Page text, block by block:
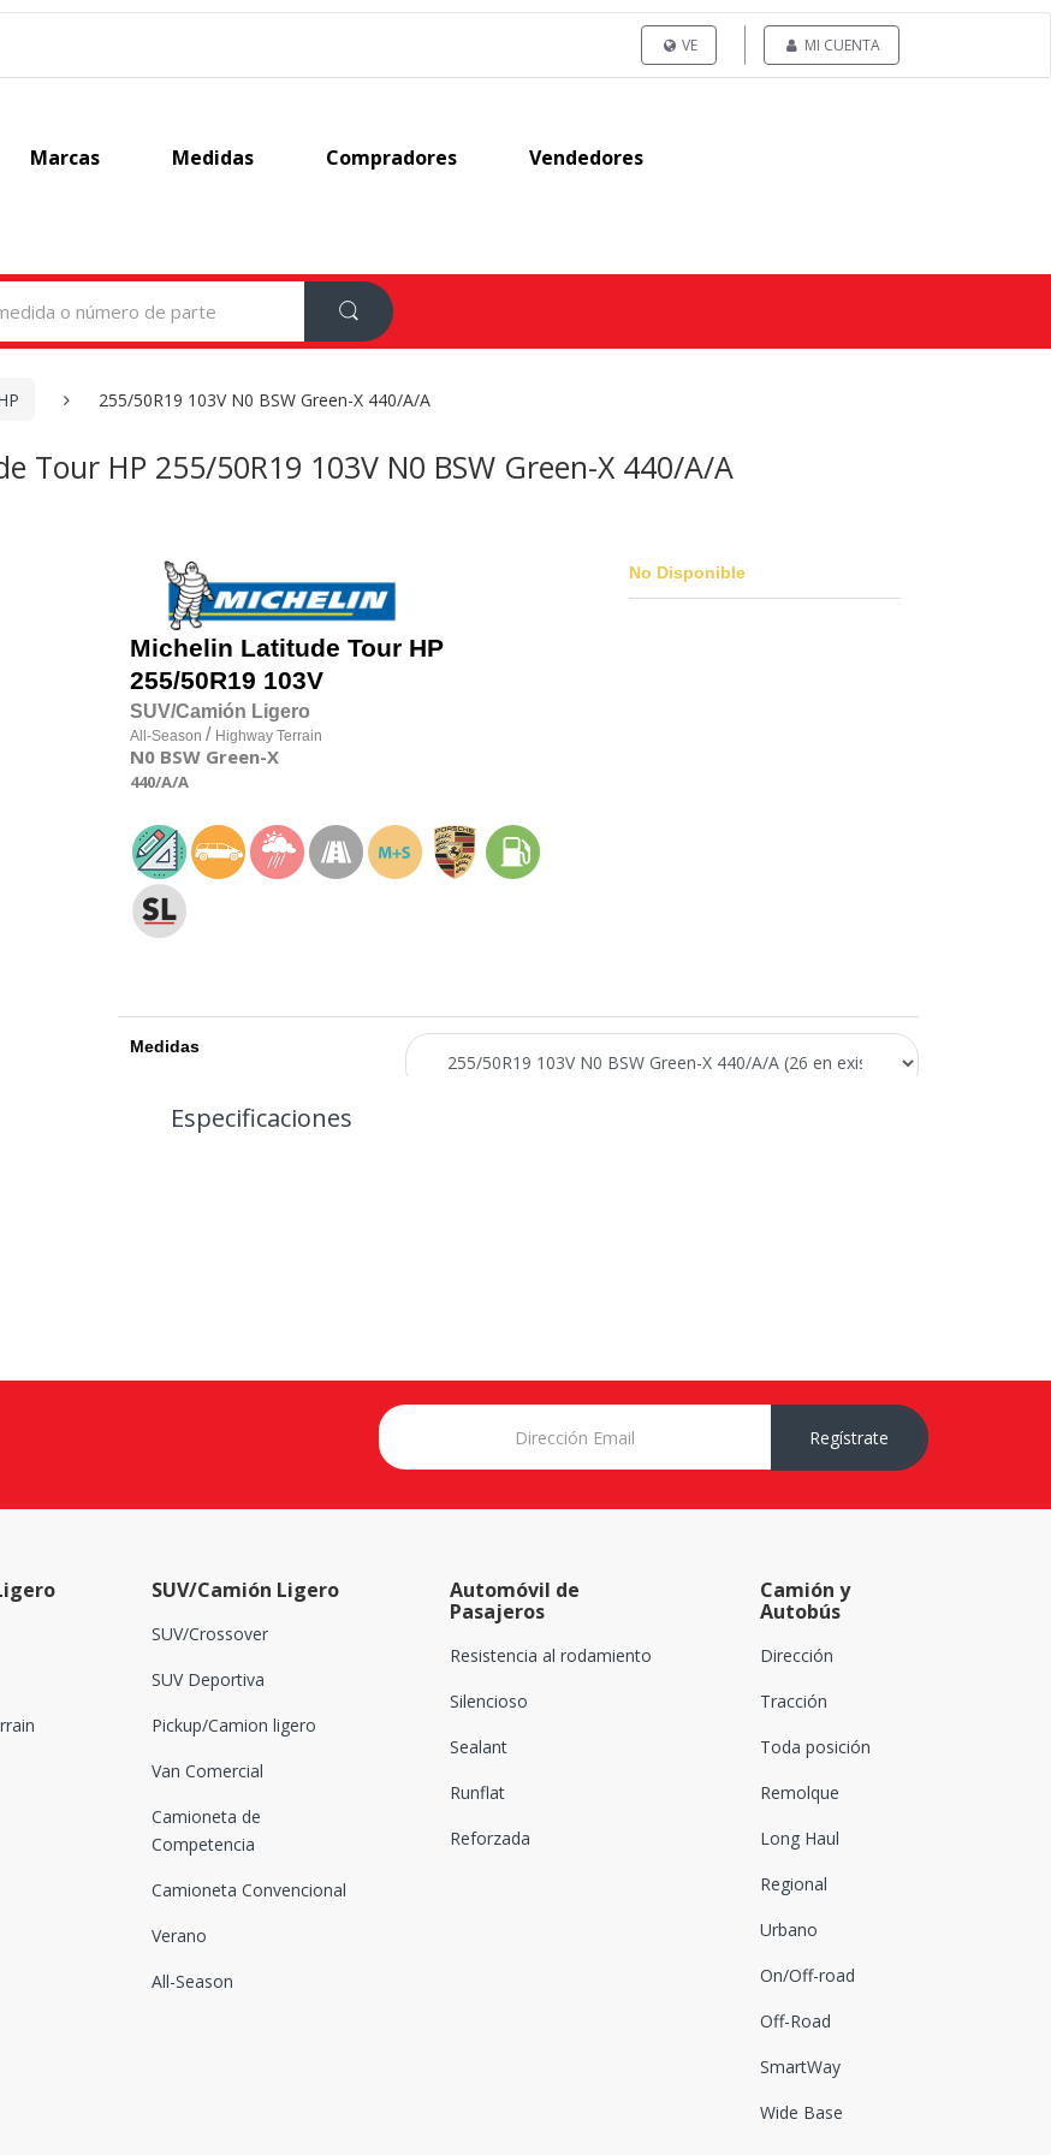
VE MI CUENTA
Marcas Medidas Compradores Vendedores
255/50R19 103V N0 BSW Green-X 440/A/A
Tour HP 255/50R19 103V N0 BSW Green-X 440/A/A
Michelin Latitude Tour HP
255/50R19 103V
SUV/Camión Ligero
All-Season / Highway Terrain
N0 BSW Green-X
440/A/A
No Disponible
Medidas
Especificaciones
Regístrate
SUV/Camión Ligero
SUV/Crossover
SUV Deportiva
Pickup/Camion ligero
Van Comercial
Camioneta de
Competencia
Camioneta Convencional
Verano
All-Season
Automóvil de
Pasajeros
Resistencia al rodamiento
Silencioso
Sealant
Runflat
Reforzada
Camión y
Autobús
Dirección
Tracción
Toda posición
Remolque
Long Haul
Regional
Urbano
On/Off-road
Off-Road
SmartWay
Wide Base